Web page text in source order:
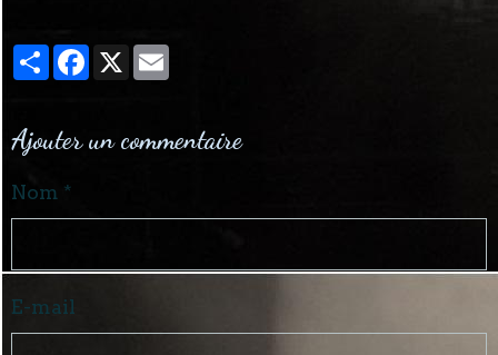
PartagerFacebook
X
Ajouter un commentaire
Nom
E-mail